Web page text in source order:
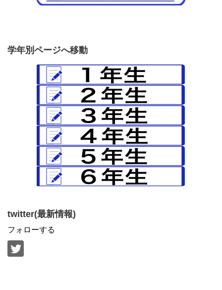
学年別ページへ移動
twitter(最新情報)
フォローする